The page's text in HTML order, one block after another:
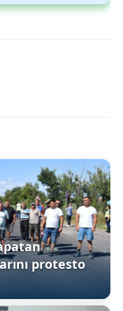
protesto